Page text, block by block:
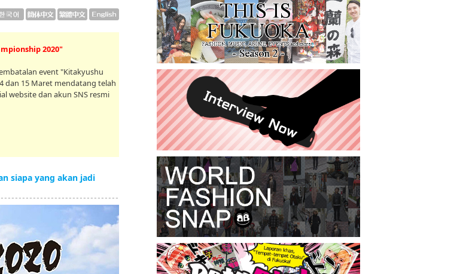
2020"
event "Kitakyushu
dan 15 Maret mendatang telah
website dan akun SNS resmi
siapa yang akan jadi
2023.03.07
Isogiyokarazu Hakata Honten | Keliling Kota Fukuoka
mencicipi menu vegan/vegetarian baru
2023.03.07
Keliling Kota Fukuoka mencicipi menu vegan/vegetarian
baru!
2023.03.04
AGANOYAKI